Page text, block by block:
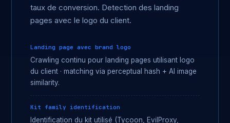
taux de conversion. Detection des landing
pages avec le logo du client.
Landing page avec brand logo
Crawling continu pour landing pages utilisant logo
du client · matching via perceptual hash + AI image
similarity.
Kit family identification
Identification du kit utilisé (Tycoon, EvilProxy,